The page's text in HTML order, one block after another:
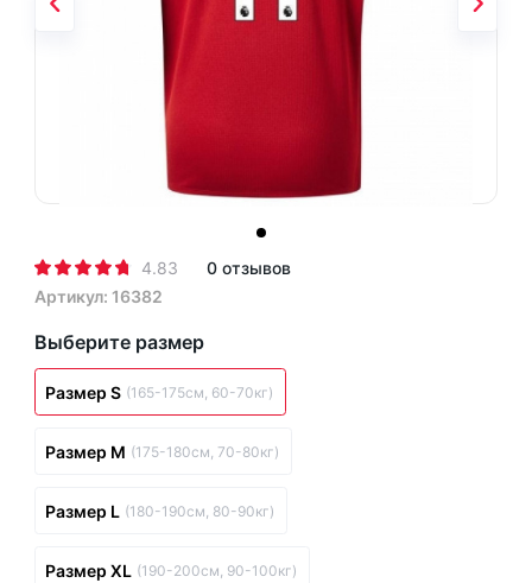
4.83
0 отзывов
Артикул: 16382
Выберите размер
Размер S (165-175см, 60-70кг)
Размер M (175-180см, 70-80кг)
Размер L (180-190см, 80-90кг)
Размер XL (190-200см, 90-100кг)